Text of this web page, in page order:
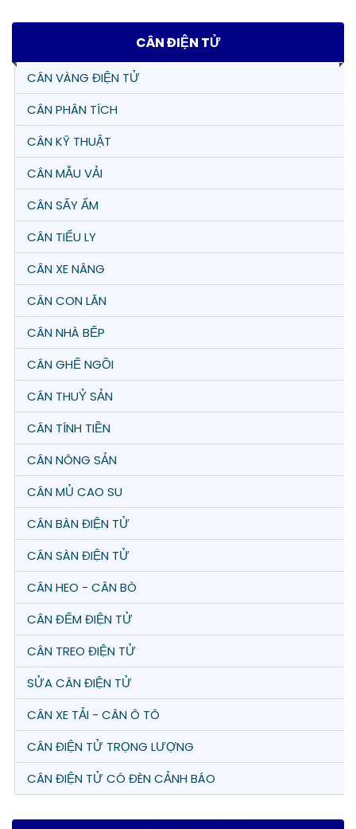
CÂN ĐIỆN TỬ
CÂN VÀNG ĐIỆN TỬ
CÂN PHÂN TÍCH
CÂN KỸ THUẬT
CÂN MẪU VẢI
CÂN SẤY ẨM
CÂN TIỂU LY
CÂN XE NÂNG
CÂN CON LĂN
CÂN NHÀ BẾP
CÂN GHẾ NGỒI
CÂN THUỶ SẢN
CÂN TÍNH TIỀN
CÂN NÔNG SẢN
CÂN MỦ CAO SU
CÂN BÀN ĐIỆN TỬ
CÂN SÀN ĐIỆN TỬ
CÂN HEO - CÂN BÒ
CÂN ĐẾM ĐIỆN TỬ
CÂN TREO ĐIỆN TỬ
SỬA CÂN ĐIỆN TỬ
CÂN XE TẢI - CÂN Ô TÔ
CÂN ĐIỆN TỬ TRỌNG LƯỢNG
CÂN ĐIỆN TỬ CÓ ĐÈN CẢNH BÁO